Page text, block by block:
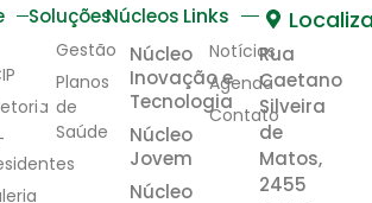
Soluções
Gestão
Planos
de
Saúde
Núcleos
Núcleo
Inovação e
Tecnologia
Núcleo
Jovem
Núcleo
Links
Notícias
Agenda
Contato
Rua
Caetano
Silveira
de
Matos,
2455